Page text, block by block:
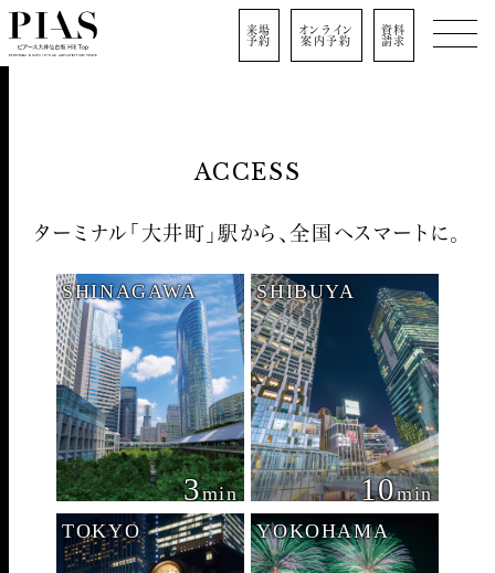
来場
予約
オンライン
案内予約
資料
請求
ACCESS
ターミナル「大井町」駅から、全国へスマートに。
SHINAGAWA
3min
SHIBUYA
10min
TOKYO
YOKOHAMA